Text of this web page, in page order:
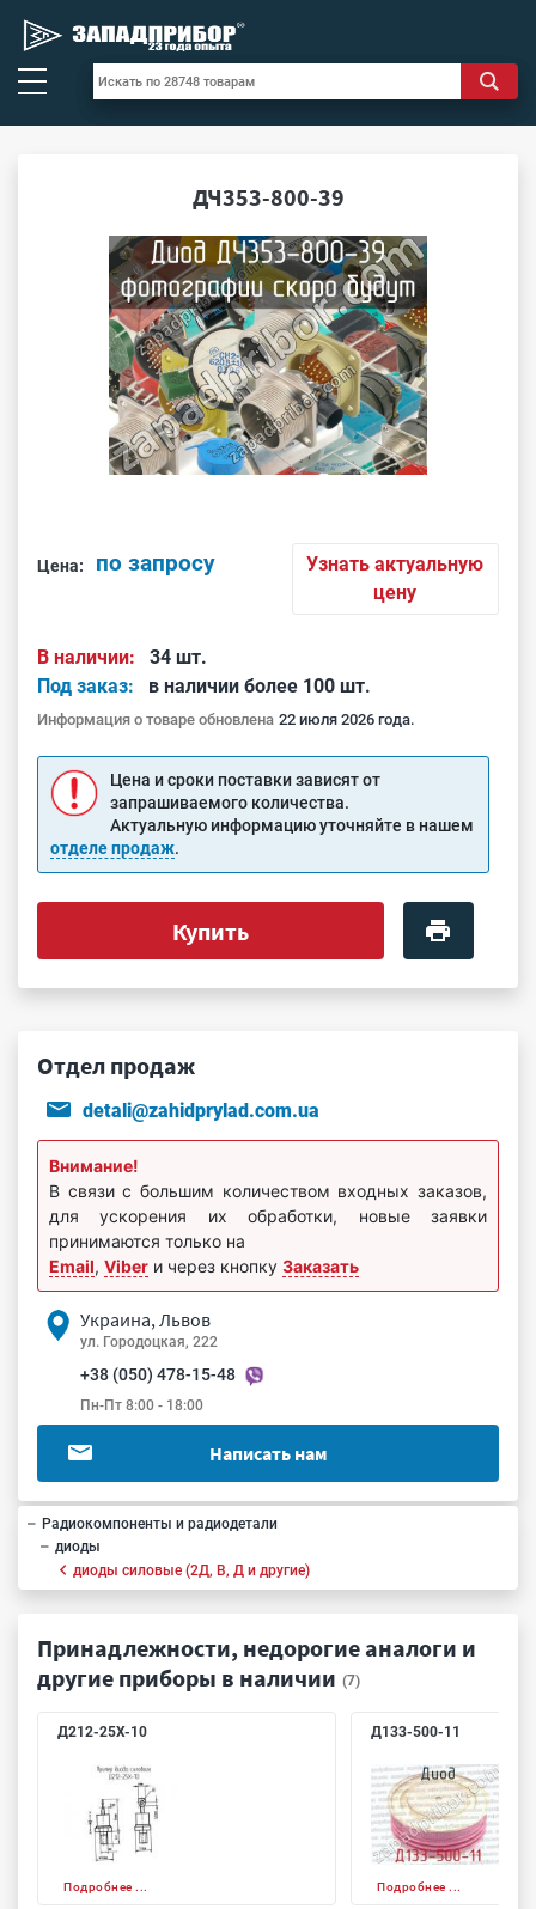
ДЧ353-800-39
Цена: по запросу
Узнать актуальную
цену
В наличии:
34 шт.
Под заказ:
в наличии более 100 шт.
Информация о товаре обновлена 22 июля 2026 года.
Цена и сроки поставки зависят от
запрашиваемого количества.
Актуальную информацию уточняйте в нашем
отделе продаж.
Купить
Отдел продаж
detali@zahidprylad.com.ua
Внимание!
В связи с большим количеством входных заказов,
для ускорения их обработки, новые заявки
принимаются только на
Email, Viber и через кнопку Заказать
Украина, Львов
ул. Городоцкая, 222
+38 (050) 478-15-48
Пн-Пт 8:00 - 18:00
Написать нам
Радиокомпоненты и радиодетали
диоды
диоды силовые (2Д, В, Д и другие)
Принадлежности, недорогие аналоги и
другие приборы в наличии (7)
Д212-25Х-10
Подробнее ...
Д133-500-11
Подробнее ...